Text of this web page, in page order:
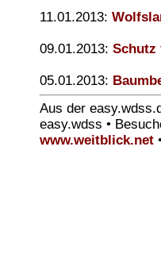
11.01.2013:
09.01.2013: Schutz
05.01.2013:
Aus der
easy.wdss •
www.weitblick.net